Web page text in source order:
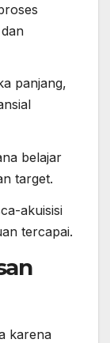
panjang,
belajar
target.
akuisisi
tercapai.
karena